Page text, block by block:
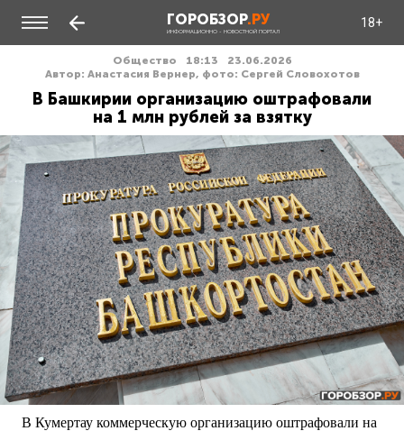
ГОРОБЗОР.РУ
ИНФОРМАЦИОННО - НОВОСТНОЙ ПОРТАЛ
18+
Общество 18:13
23.06.2026
Автор: Анастасия Вернер, фото: Сергей Словохотов
В Башкирии организацию оштрафовали
на 1 млн рублей за взятку
В Кумертау коммерческую организацию оштрафовали на